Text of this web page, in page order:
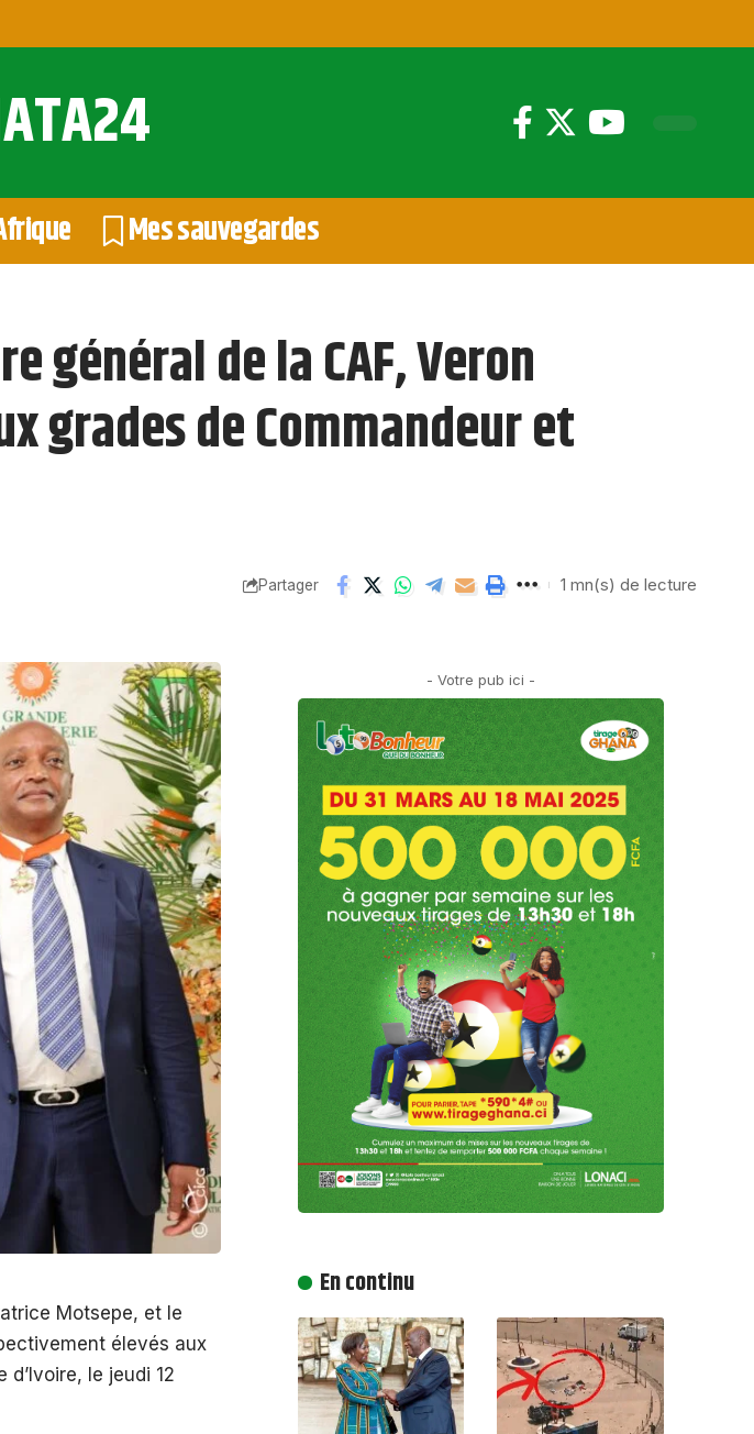
Mes sauvegardes
général de la CAF, Veron
grades de Commandeur et
Partager 1 mn(s) de lecture
Motsepe, et le
élevés aux
d’Ivoire, le jeudi 12
- Votre pub ici -
En continu